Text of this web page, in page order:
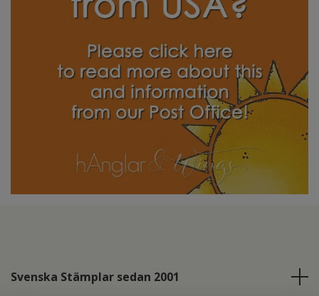
Svenska Stämplar sedan 2001